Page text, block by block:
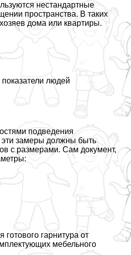
нестандартные
прострaнcтва. В таких
дома или квартиры.
людей
подведения
замеры должны быть
с размерами. Сам документ,
гарнитура от
мебельного